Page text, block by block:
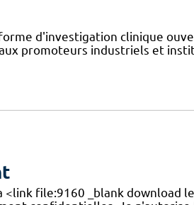
d'investigation clinique
promoteurs industriels et
<link file:9160 _blank download